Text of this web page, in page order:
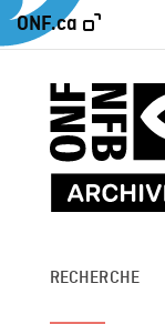
ONF.ca
RECHERCHE